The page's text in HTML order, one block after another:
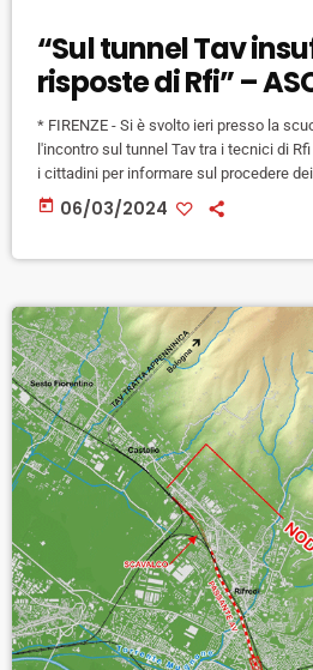
“Sul tunnel Tav
risposte di Rfi” –
* FIRENZE - Si è svolto ieri presso la
l'incontro sul tunnel Tav tra i tecnici di
i cittadini per informare sul procedere
Firenze. Nel corso dell'incontro si è
segnalati per il passaggio della fresa: in
today 06/03/2024